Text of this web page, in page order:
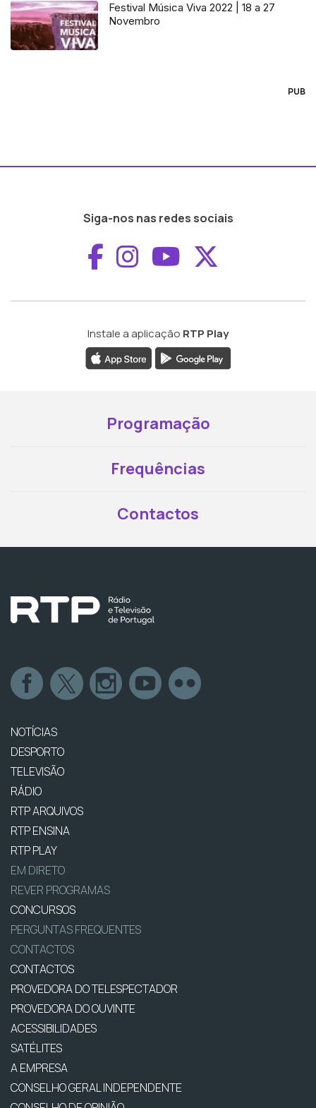
Festival Música Viva 2022 | 18 a 27
Novembro
PUB
Siga-nos nas redes sociais
Aceder ao
Aceder ao
Aceder ao
Instale a aplicação RTP Play
Programação
Frequências
Contactos
NOTÍCIAS
DESPORTO
TELEVISÃO
RÁDIO
RTP ARQUIVOS
RTP ENSINA
RTP PLAY
EM DIRETO
REVER PROGRAMAS
CONCURSOS
PERGUNTAS FREQUENTES
CONTACTOS
CONTACTOS
PROVEDORA DO TELESPECTADOR
PROVEDORA DO OUVINTE
ACESSIBILIDADES
SATÉLITES
A EMPRESA
CONSELHO GERAL INDEPENDENTE